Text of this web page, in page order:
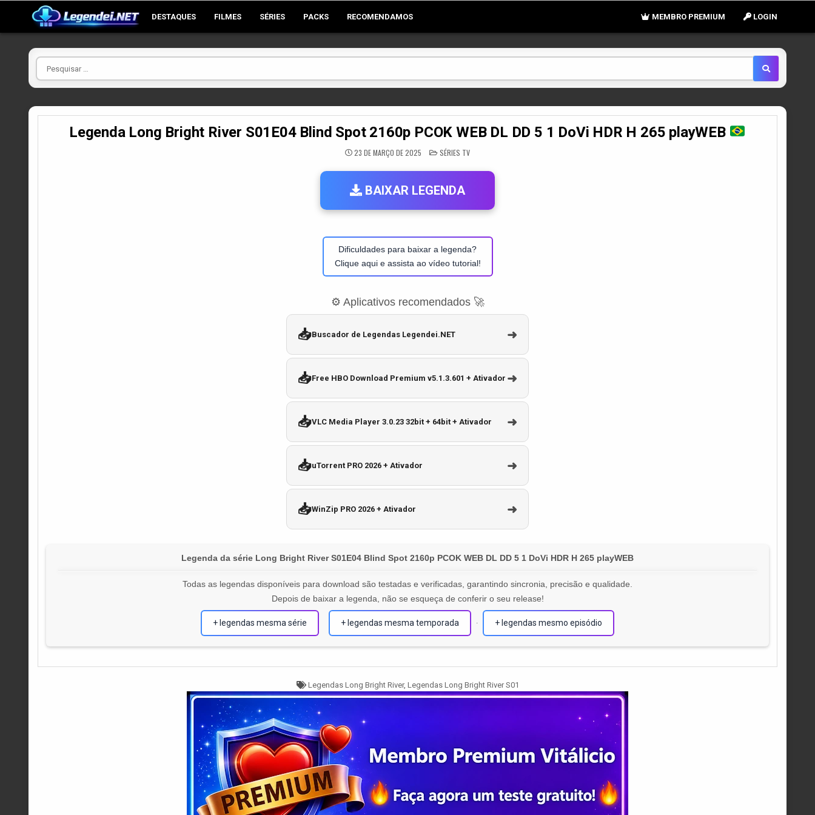
DESTAQUES FILMES SÉRIES PACKS RECOMENDAMOS LOGIN
MEMBRO PREMIUM
Pesquisar
por
Legenda Long Bright River S01E04 Blind Spot 2160p PCOK WEB DL DD 5 1 DoVi HDR H 265 playWEB
23 DE MARÇO DE 2025 POSTED
IN
SÉRIES TV
BAIXAR LEGENDA
Dificuldades para baixar a legenda?
Clique aqui e assista ao vídeo tutorial!
⚙️ Aplicativos recomendados 🚀
📥Buscador de Legendas Legendei.NET ➜
📥Free HBO Download Premium v5.1.3.601 + Ativador ➜
📥VLC Media Player 3.0.23 32bit + 64bit + Ativador ➜
📥uTorrent PRO 2026 + Ativador ➜
📥WinZip PRO 2026 + Ativador ➜
Legenda da série Long Bright River S01E04 Blind Spot 2160p PCOK WEB DL DD 5 1 DoVi HDR H 265 playWEB
Todas as legendas disponíveis para download são testadas e verificadas, garantindo sincronia, precisão e qualidade.
Depois de baixar a legenda, não se esqueça de conferir o seu release!
+ legendas mesma série + legendas mesma temporada · + legendas mesmo episódio
Tagged
Legendas Long Bright River, Legendas Long Bright River S01